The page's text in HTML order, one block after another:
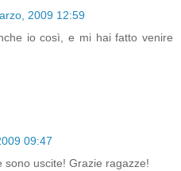
2009 12:59
io così, e mi hai fatto venire
09:47
sono uscite! Grazie ragazze!